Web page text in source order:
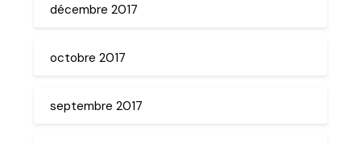
décembre 2017
octobre 2017
septembre 2017